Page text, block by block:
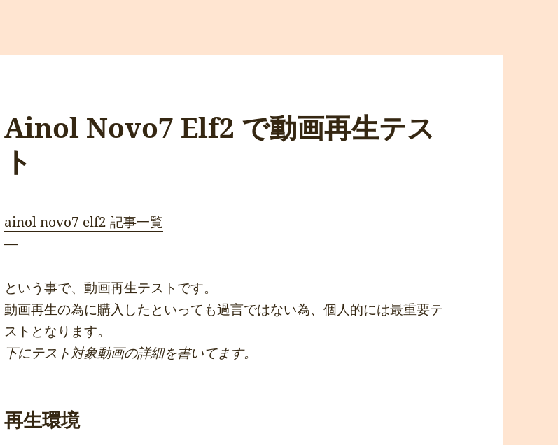
Ainol Novo7 Elf2 で動画再生テス
ト
ainol novo7 elf2 記事一覧
—
という事で、動画再生テストです。
動画再生の為に購入したといっても過言ではない為、個人的には最重要テ
ストとなります。
下にテスト対象動画の詳細を書いてます。
再生環境